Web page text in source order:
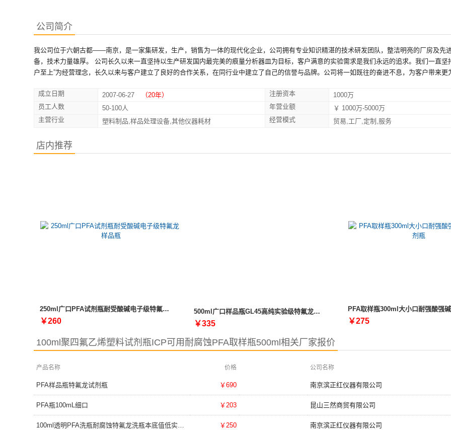
公司简介
我公司位于六朝古都——南京，是一家集研发，生产，销售为一体的现代化企业，公司拥有专业知识精湛的技术研发团队，整洁明亮的厂房及先
备，技术力量雄厚。 公司长久以来一直坚持以生产研发国内最完美的痕量分析器皿为目标，客户满意的实验需求是我们永远的追求。我们一直坚
户至上”为经营理念，长久以来与客户建立了良好的合作关系，在同行业中建立了自己的信誉与品牌。公司将一如既往的奋进不息，为客户带来更
成立日期 2007-06-27 （20年） 注册资本
1000万
员工人数
50-100人 年营业额
￥ 1000万-5000万
主营行业
塑料制品,样品处理设备,其他仪器耗材 经营模式 贸易,工厂,定制,服务
店内推荐
250ml广口PFA试剂瓶耐受酸碱电子级特氟龙样品瓶
￥260
500ml广口样品瓶GL45高纯实验级特氟龙试剂瓶耐腐蚀PFA取样瓶
￥335 ￥275
100ml聚四氟乙烯塑料试剂瓶ICP可用耐腐蚀PFA取样瓶500ml相关厂家报价
产品名称 价格 公司名称
PFA样品瓶特氟龙试剂瓶 ￥690 南京滨正红仪器有限公司
PFA瓶100mL细口 ￥203 昆山三然商贸有限公司
100ml透明PFA洗瓶耐腐蚀特氟龙洗瓶本底值低实验室用 ￥250 南京滨正红仪器有限公司